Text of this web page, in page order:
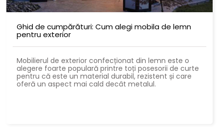
Ghid de cumpărături: Cum alegi mobila de lemn
pentru exterior
Mobilierul de exterior confecționat din lemn este o
alegere foarte populară printre toți posesorii de curte
pentru că este un material durabil, rezistent și care
oferă un aspect mai cald decât metalul.